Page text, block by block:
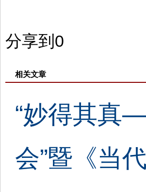
分享到0
相关文章
“妙得其真
会”暨《当